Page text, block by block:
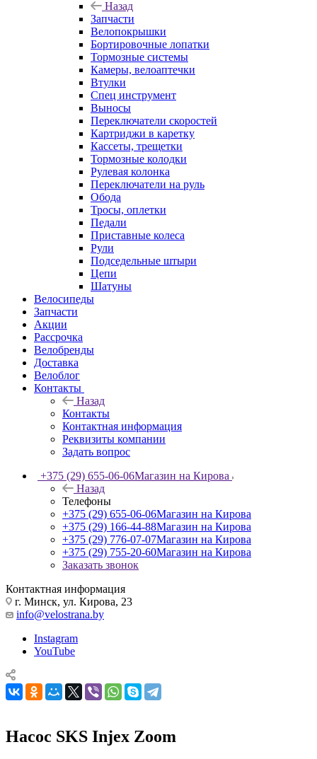
Назад
Запчасти
Велопокрышки
Бортировочные лопатки
Тормозные системы
Камеры, велоаптечки
Втулки
Спец инструмент
Выносы
Переключатели скоростей
Картриджи в каретку
Кассеты, трещетки
Тормозные колодки
Рулевая колонка
Переключатели на руль
Обода
Тросы, оплетки
Педали
Приставные колеса
Рули
Подседельные штыри
Цепи
Шатуны
Велосипеды
Запчасти
Акции
Рассрочка
Велобренды
Доставка
Велоблог
Контакты
Назад
Контакты
Контактная информация
Реквизиты компании
Задать вопрос
+375 (29) 655-06-06Магазин на Кирова
Назад
Телефоны
+375 (29) 655-06-06Магазин на Кирова
+375 (29) 166-44-88Магазин на Кирова
+375 (29) 776-07-07Магазин на Кирова
+375 (29) 755-20-60Магазин на Кирова
Заказать звонок
Контактная информация
г. Минск, ул. Кирова, 23
info@velostrana.by
Instagram
YouTube
Насос SKS Injex Zoom